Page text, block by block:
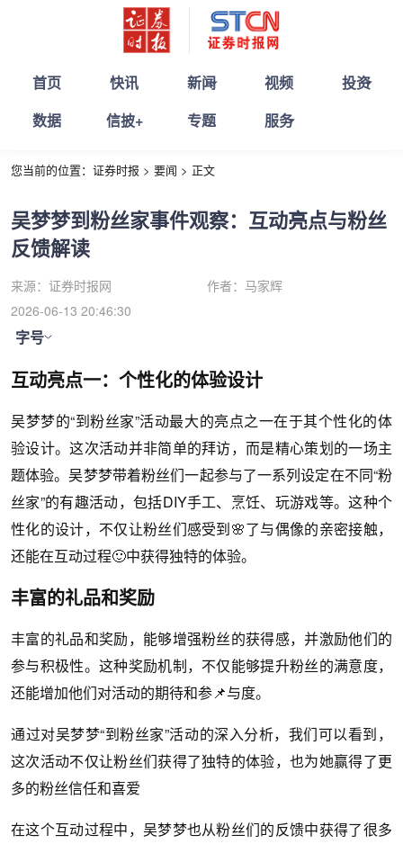
首页 快讯 新闻 视频
投资
数据
信披+ 专题 服务
您当前的位置： 证券时报 > 要闻 > 正文
吴梦梦到粉丝家事件观察：互动亮点与粉丝
反馈解读
来源： 证券时报网 作者： 马家辉
2026-06-13 20:46:30
字号
互动亮点一：个性化的体验设计
吴梦梦的“到粉丝家”活动最大的亮点之一在于其个性化的体
验设计。这次活动并非简单的拜访，而是精心策划的一场主
题体验。吴梦梦带着粉丝们一起参与了一系列设定在不同“粉
丝家”的有趣活动，包括DIY手工、烹饪、玩游戏等。这种个
性化的设计，不仅让粉丝们感受到🌸了与偶像的亲密接触，
还能在互动过程🙂中获得独特的体验。
丰富的礼品和奖励
丰富的礼品和奖励，能够增强粉丝的获得感，并激励他们的
参与积极性。这种奖励机制，不仅能够提升粉丝的满意度，
还能增加他们对活动的期待和参📌与度。
通过对吴梦梦“到粉丝家”活动的深入分析，我们可以看到，
这次活动不仅让粉丝们获得了独特的体验，也为她赢得了更
多的粉丝信任和喜爱
在这个互动过程中，吴梦梦也从粉丝们的反馈中获得了很多